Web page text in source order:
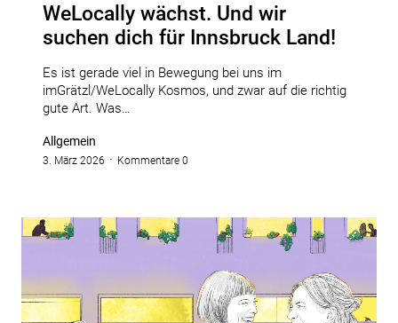
WeLocally wächst. Und wir
suchen dich für Innsbruck Land!
Es ist gerade viel in Bewegung bei uns im
imGrätzl/WeLocally Kosmos, und zwar auf die richtig
gute Art. Was…
Allgemein
3. März 2026 Kommentare 0